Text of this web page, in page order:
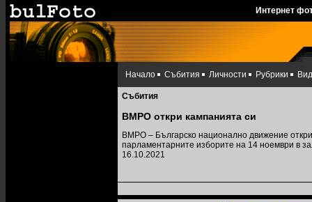
Интернет
Начало Събития Личности Рубрики
Събития
ВМРО откри кампанията си
ВМРО – Българско национално движение
парламентарните изборите на 14 ноември в
16.10.2021